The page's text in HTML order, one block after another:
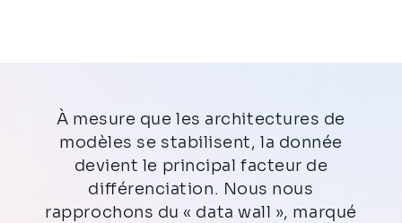
À mesure que les architectures de
modèles se stabilisent, la donnée
devient le principal facteur de
différenciation. Nous nous
rapprochons du « data wall », marqué